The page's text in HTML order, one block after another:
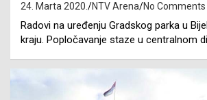
24. Marta 2020. NTV Arena No Comments
Radovi na uređenju Gradskog parka u
kraju. Popločavanje staze u centralnom